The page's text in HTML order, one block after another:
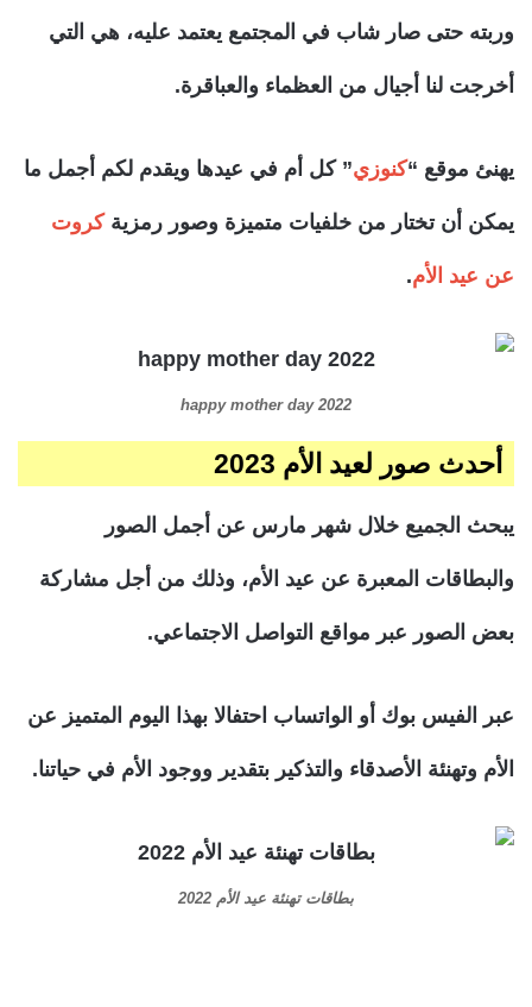
وربته حتى صار شاب في المجتمع يعتمد عليه، هي التي
أخرجت لنا أجيال من العظماء والعباقرة.
يهنئ موقع “كنوزي” كل أم في عيدها ويقدم لكم أجمل ما
يمكن أن تختار من خلفيات متميزة وصور رمزيةكروت
عن عيد الأم.
happy mother day 2022
أحدث صور لعيد الأم 2023
يبحث الجميع خلال شهر مارس عن أجمل الصور
والبطاقات المعبرة عن عيد الأم، وذلك من أجل مشاركة
بعض الصور عبر مواقع التواصل الاجتماعي.
عبر الفيس بوك أو الواتساب احتفالا بهذا اليوم المتميز عن
الأم وتهنئة الأصدقاء والتذكير بتقدير ووجود الأم في حياتنا.
بطاقات تهنئة عيد الأم 2022